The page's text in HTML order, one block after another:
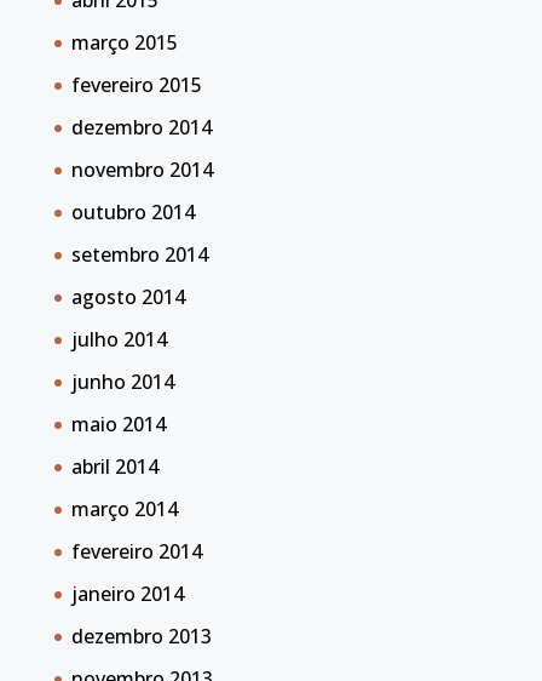
março 2015
fevereiro 2015
dezembro 2014
novembro 2014
outubro 2014
setembro 2014
agosto 2014
julho 2014
junho 2014
maio 2014
abril 2014
março 2014
fevereiro 2014
janeiro 2014
dezembro 2013